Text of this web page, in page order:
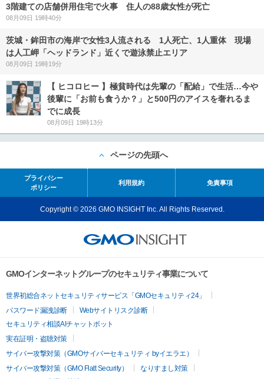
3階建ての店舗併用住宅で火事 住人の88歳女性が死亡
08月09日 19時40分
茨城・鉾田市の海岸で女性3人流される 1人死亡、1人重体 現場
は人工岬「ヘッドランド」近くで遊泳禁止エリア
08月09日 19時19分
【 ヒコロヒー 】極貧時代は先輩の「配給」で生活…今や
後輩に「お前も食うか？」と500円のアイスを奢れるま
でに成長
08月09日 19時13分
ページの先頭へ
プライバシー
ポリシー
利用規約 免責事項
Copyright © 2026 GMO INSIGHT Inc. All Rights Reserved.
GMOインターネットグループのセキュリティ事業について
世界初総合ネットセキュリティサービス「GMOセキュリティ24」
パスワード漏洩診断
Webサイトリスク診断
セキュリティ相談AIチャットボット
実在証明・盗聴対策
サイバー攻撃対策（GMOサイバーセキュリティ byイエラエ）
サイバー攻撃対策（GMO Flatt Security）
なりすまし対策